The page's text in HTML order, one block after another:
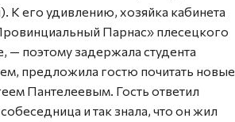
К его удивлению, хозяйка кабинета
Парнас» плесецкого
— поэтому задержала студента
предложила гостю почитать новые
Пантелеевым. Гость ответил
и так знала, что он жил